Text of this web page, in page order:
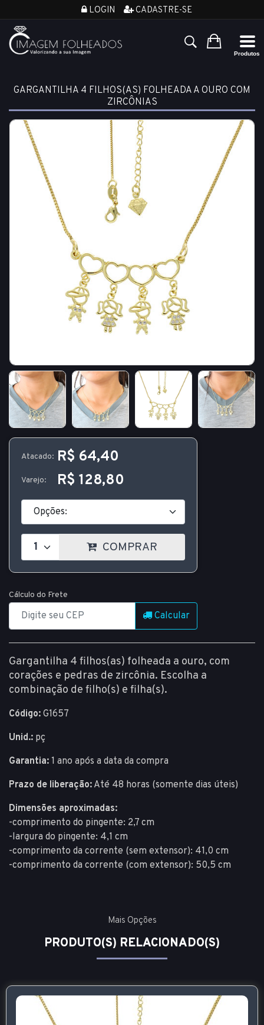
LOGIN CADASTRE-SE
GARGANTILHA 4 FILHOS(AS) FOLHEADA A OURO COM
ZIRCÔNIAS
Atacado: R$ 64,40
Varejo: R$ 128,80
COMPRAR
Cálculo do Frete
Calcular
Gargantilha 4 filhos(as) folheada a ouro, com
corações e pedras de zircônia. Escolha a
combinação de filho(s) e filha(s).
Código: G1657
Unid.: pç
Garantia: 1 ano após a data da compra
Prazo de liberação: Até 48 horas (somente dias úteis)
Dimensões aproximadas:
-comprimento do pingente: 2,7 cm
-largura do pingente: 4,1 cm
-comprimento da corrente (sem extensor): 41,0 cm
-comprimento da corrente (com extensor): 50,5 cm
Mais Opções
PRODUTO(S) RELACIONADO(S)